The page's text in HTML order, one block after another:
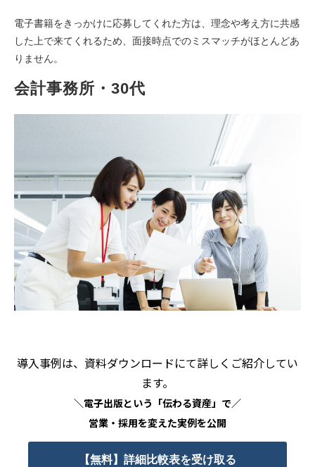
電子書籍をきっかけに応募してくれた方は、理念や考え方に共感
した上で来てくれるため、面接時点でのミスマッチがほとんどあ
りません。
会計事務所・30代
導入事例は、資料ダウンロードにて詳しくご紹介してい
ます。
＼電子出版という「伝わる資産」で／
営業・採用を変えた実例を公開
【無料】詳細比較表を受け取る